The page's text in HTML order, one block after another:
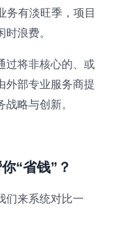
务有淡旺季，项目
浪费。
过将非核心的、或
外部专业服务商提
略与创新。
“省钱”？
们来系统对比一